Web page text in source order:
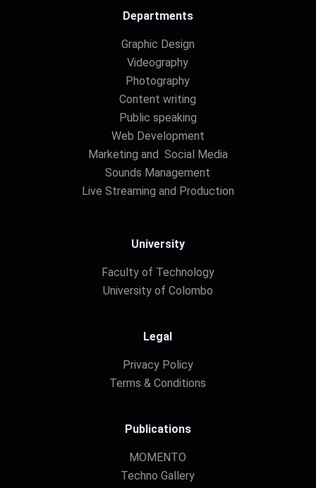
Departments
Graphic Design
Videography
Photography
Content writing
Public speaking
Web Development
Marketing and Social Media
Sounds Management
Live Streaming and Production
University
Faculty of Technology
University of Colombo
Legal
Privacy Policy
Terms & Conditions
Publications
MOMENTO
Techno Gallery